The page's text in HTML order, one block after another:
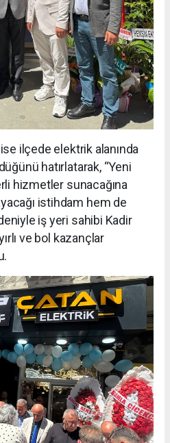
ilçede elektrik alanında
hatırlatarak, “Yeni
hizmetler sunacağına
istihdam hem de
iş yeri sahibi Kadir
ve bol kazançlar